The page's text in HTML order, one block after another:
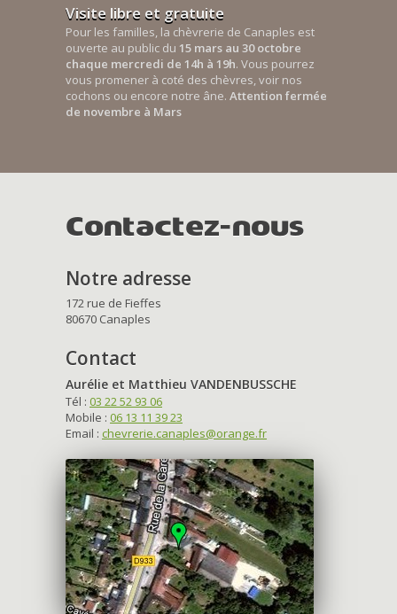
Visite libre et gratuite
Pour les familles, la chèvrerie de Canaples est
ouverte au public du 15 mars au 30 octobre
chaque mercredi de 14h à 19h. Vous pourrez
vous promener à coté des chèvres, voir nos
cochons ou encore notre âne. Attention fermée
de novembre à Mars
Contactez-nous
Notre adresse
172 rue de Fieffes
80670 Canaples
Contact
Aurélie et Matthieu VANDENBUSSCHE
Tél : 03 22 52 93 06
Mobile : 06 13 11 39 23
Email : chevrerie.canaples@orange.fr